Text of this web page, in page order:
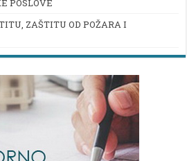
POSLOVE
ZAŠTITU OD POŽARA I